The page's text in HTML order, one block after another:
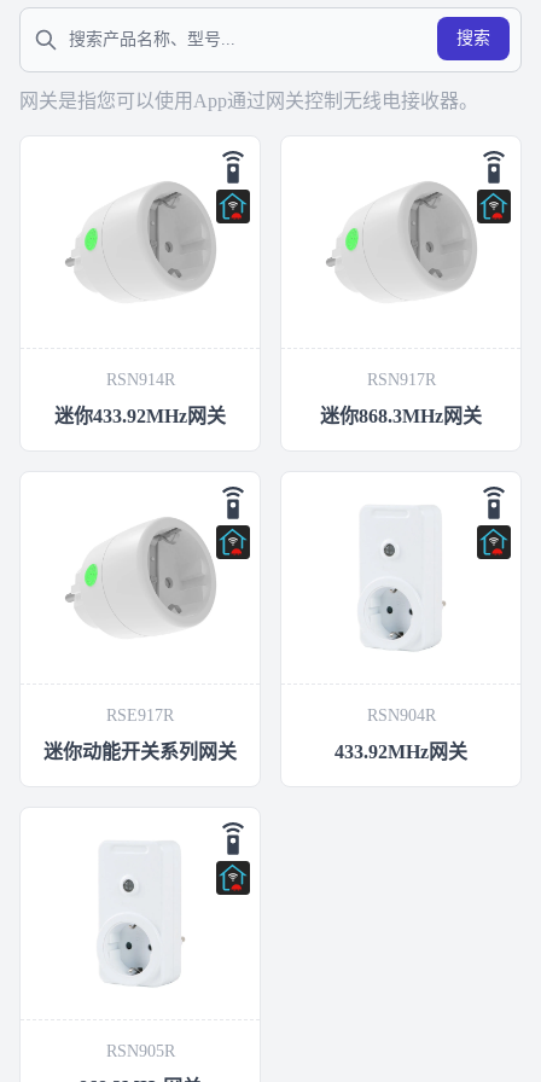
搜索
网关是指您可以使用App通过网关控制无线电接收器。
RSN914R
迷你433.92MHz网关
RSN917R
迷你868.3MHz网关
RSE917R
迷你动能开关系列网关
RSN904R
433.92MHz网关
RSN905R